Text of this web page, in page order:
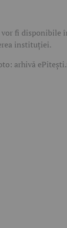
fi disponibile
instituției.
arhivă